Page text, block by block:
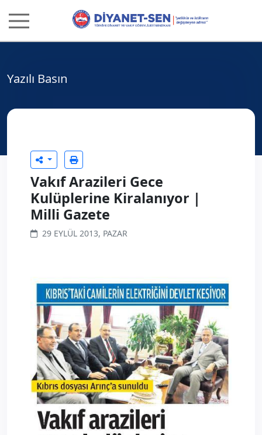
Yazılı Basın
Vakıf Arazileri Gece
Kulüplerine Kiralanıyor |
Milli Gazete
29 EYLÜL 2013, PAZAR